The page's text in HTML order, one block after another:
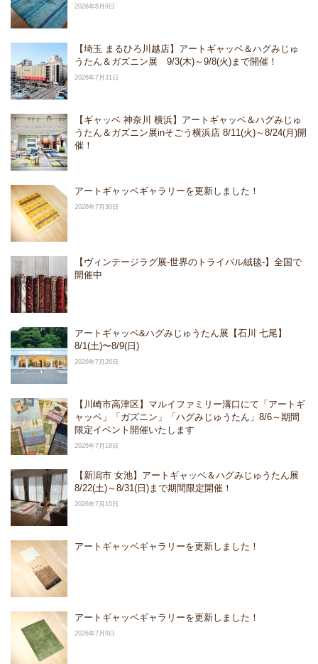
2026年8月9日
【埼玉 まるひろ川越店】アートギャッベ＆ハグみじゅ
うたん＆ガズニン展 9/3(木)～9/8(火)まで開催！
2026年7月31日
【ギャッベ 神奈川 横浜】アートギャッベ＆ハグみじゅ
うたん＆ガズニン展inそごう横浜店 8/11(火)～8/24(月)開
催！
アートギャッベギャラリーを更新しました！
2026年7月30日
【ヴィンテージラグ展-世界のトライバル絨毯-】全国で
開催中
アートギャッベ&ハグみじゅうたん展【石川 七尾】
8/1(土)〜8/9(日)
2026年7月26日
【川崎市高津区】マルイファミリー溝口にて「アートギ
ャッベ」「ガズニン」「ハグみじゅうたん」8/6～期間
限定イベント開催いたします
2026年7月18日
【新潟市 女池】アートギャッベ＆ハグみじゅうたん展
8/22(土)～8/31(日)まで期間限定開催！
2026年7月10日
アートギャッベギャラリーを更新しました！
アートギャッベギャラリーを更新しました！
2026年7月9日